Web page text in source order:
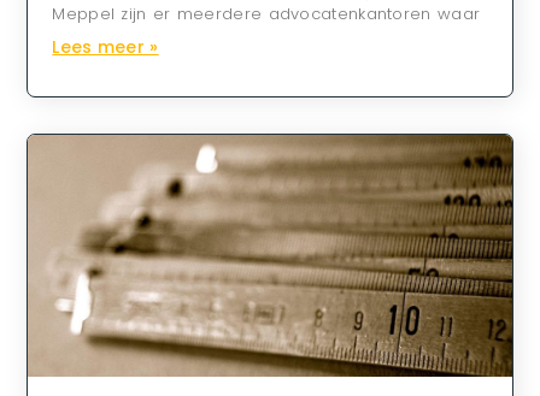
Meppel zijn er meerdere advocatenkantoren waar
Lees meer »